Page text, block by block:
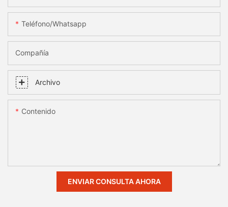
Teléfono/whatsapp
Compañía
Archivo
Contenido
ENVIAR CONSULTA AHORA